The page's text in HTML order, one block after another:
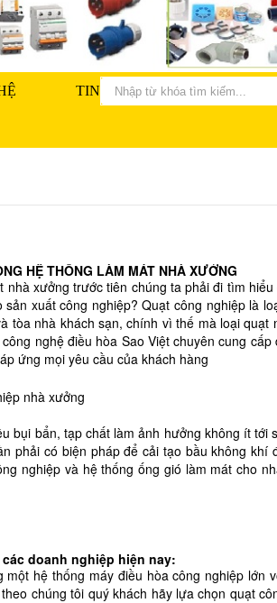
TIN TỨC
HỆ THỐNG LÀM MÁT NHÀ XƯỞNG
xưởng trước tiên chúng ta phải đi tìm
xuất công nghiệp? Quạt công nghiệp là
tòa nhà khách sạn, chính vì thế mà loại quạt
nghệ điều hòa Sao Việt chuyên cung cấp
ứng mọi yêu cầu của khách hàng
bụi bẩn, tạp chất làm ảnh hưởng không ít tới
phải có biện pháp để cải tạo bầu không khí
nghiệp và hệ thống ống gió làm mát cho
doanh nghiệp hiện nay:
hệ thống máy điều hòa công nghiệp lớn
chúng tôi quý khách hãy lựa chọn quạt